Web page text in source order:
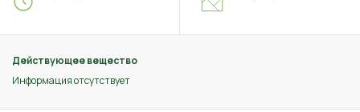
Действующее вещество
Информация отсутствует